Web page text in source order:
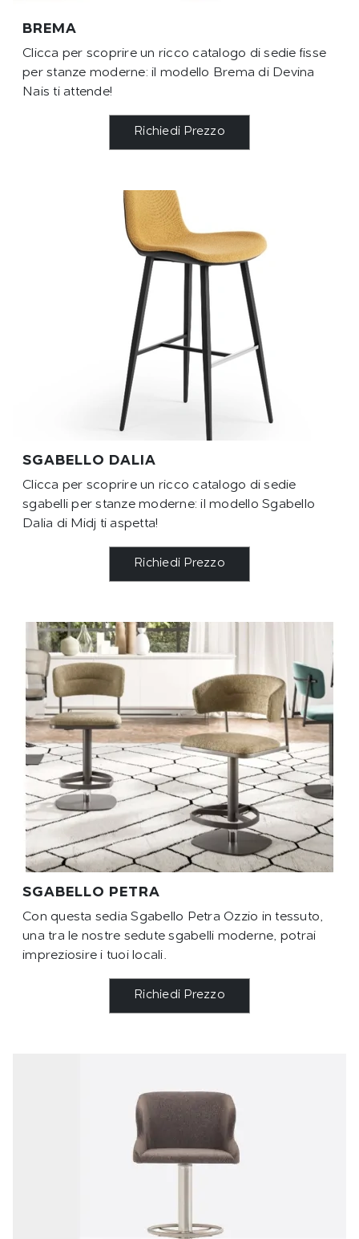
BREMA
Clicca per scoprire un ricco catalogo di sedie fisse
per stanze moderne: il modello Brema di Devina
Nais ti attende!
Richiedi Prezzo
SGABELLO DALIA
Clicca per scoprire un ricco catalogo di sedie
sgabelli per stanze moderne: il modello Sgabello
Dalia di Midj ti aspetta!
Richiedi Prezzo
SGABELLO PETRA
Con questa sedia Sgabello Petra Ozzio in tessuto,
una tra le nostre sedute sgabelli moderne, potrai
impreziosire i tuoi locali.
Richiedi Prezzo